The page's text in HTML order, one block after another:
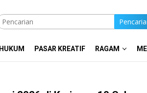
HUKUM PASAR KREATIF RAGAM